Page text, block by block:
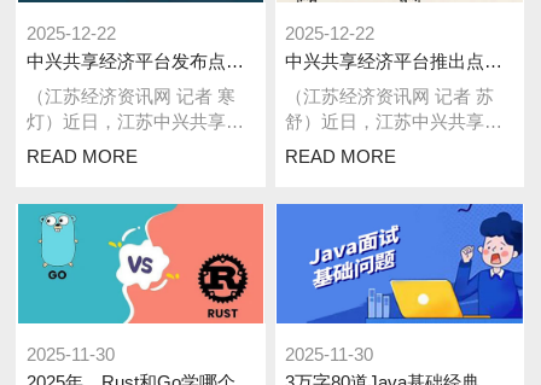
2025-12-22
中兴共享经济平台发布点线面立体经济模型 创新架构赋能产业生态共荣
（江苏经济资讯网 记者 寒
灯）近日，江苏中兴共享经
济平台服务有限公司正式发
READ MORE
2025-12-22
中兴共享经济平台推出点线面立体分账系统 以创新架构赋能产业生态
（江苏经济资讯网 记者 苏
舒）近日，江苏中兴共享经
济平台服务有限公司正式发
READ MORE
2025-11-30
2025-11-30